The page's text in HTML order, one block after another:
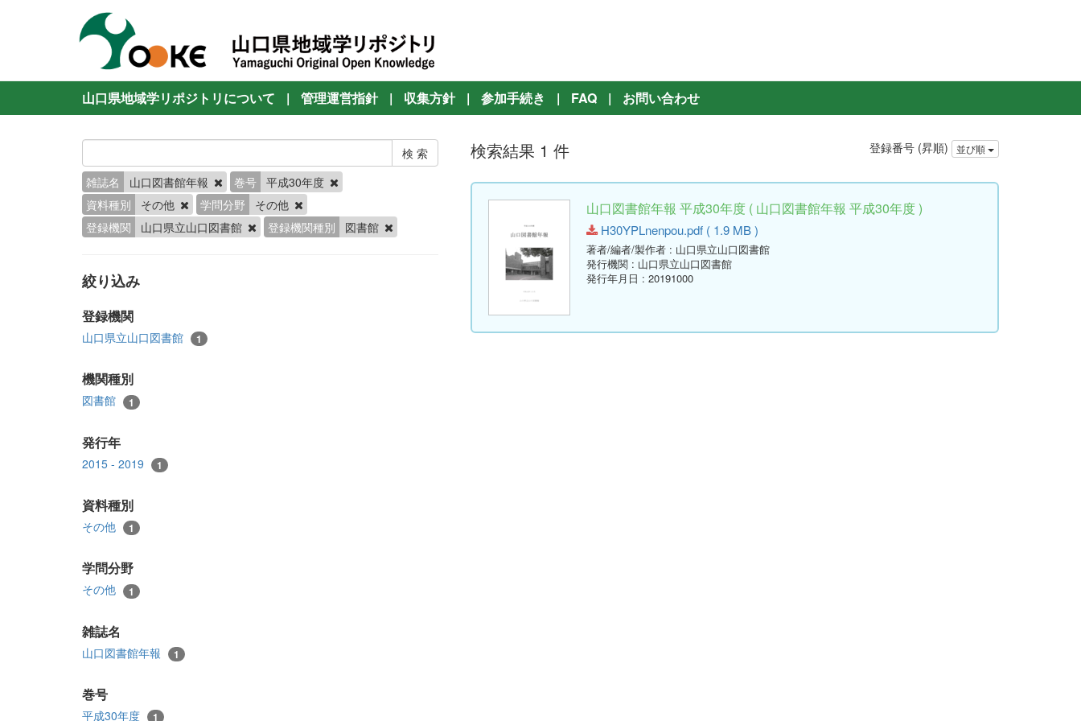
山口県地域学リポジトリについて | 管理運営指針 | 収集方針 | 参加手続き | FAQ | お問い合わせ
雑誌名 山口図書館年報 巻号 平成30年度
資料種別
その他 学問分野
その他
登録機関
山口県立山口図書館 登録機関種別 図書館
絞り込み
登録機関
山口県立山口図書館 1
機関種別
図書館 1
発行年
2015 - 2019 1
資料種別
その他 1
学問分野
その他 1
雑誌名
山口図書館年報 1
巻号
平成30年度 1
検索結果 1 件 登録番号 (昇順) 並び順
山口図書館年報 平成30年度 ( 山口図書館年報 平成30年度 )
H30YPLnenpou.pdf ( 1.9 MB )
著者/編者/製作者 : 山口県立山口図書館
発行機関 : 山口県立山口図書館
発行年月日 : 20191000